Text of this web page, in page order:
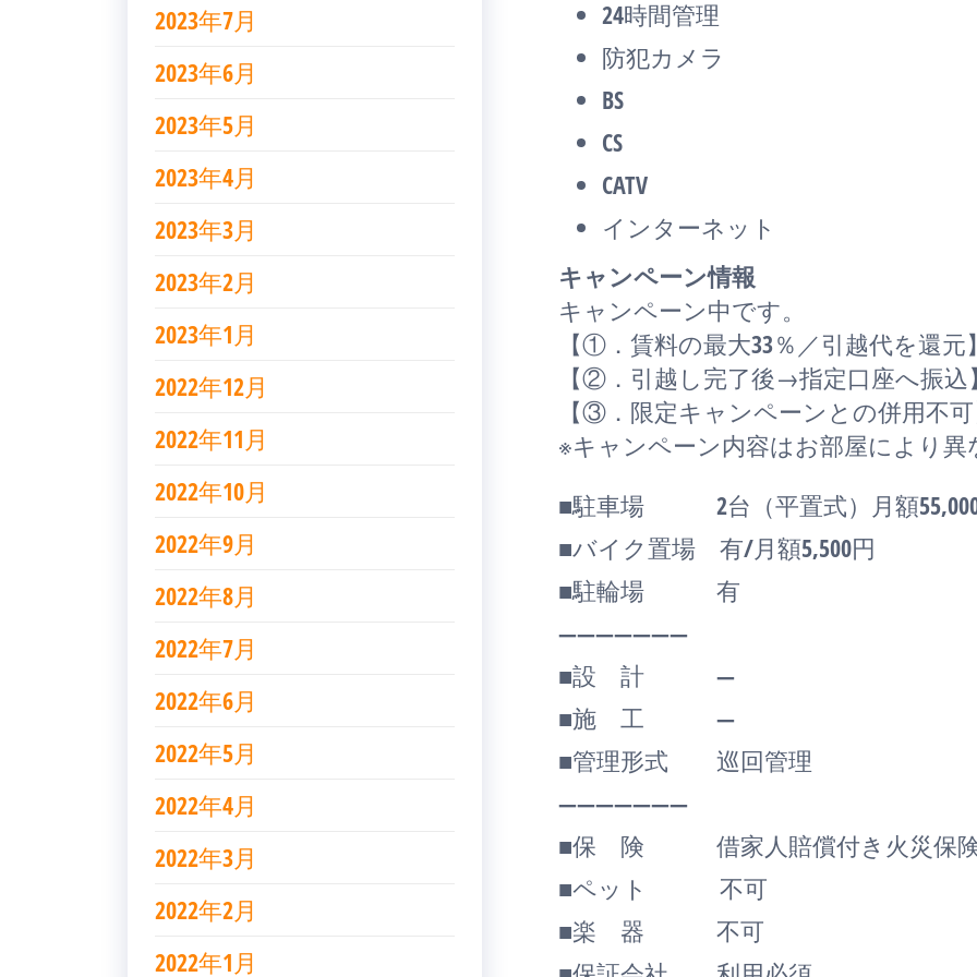
24時間管理
防犯カメラ
BS
CS
CATV
インターネット
キャンペーン情報
キャンペーン中です。
【①．賃料の最大33％／引越代を還元】
【②．引越し完了後→指定口座へ振込】
【③．限定キャンペーンとの併用不可
※キャンペーン内容はお部屋により異
■駐車場 2台（平置式）月額
■バイク置場 有/月額5,500円
■駐輪場 有
―――――――
■設 計 ―
■施 工 ―
■管理形式 巡回管理
―――――――
■保 険 借家人賠償付き火災保険
■ペット 不可
■楽 器 不可
2023年7月
2023年6月
2023年5月
2023年4月
2023年3月
2023年2月
2023年1月
2022年12月
2022年11月
2022年10月
2022年9月
2022年8月
2022年7月
2022年6月
2022年5月
2022年4月
2022年3月
2022年2月
2022年1月